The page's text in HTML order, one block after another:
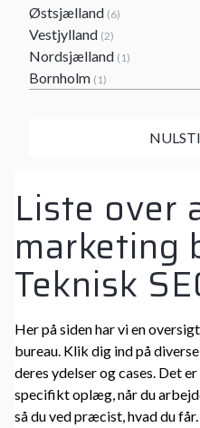
Østsjælland (6)
Vestjylland (2)
Nordsjælland (1)
Bornholm (1)
Liste over
marketing
Teknisk
Her på siden har vi en
bureau. Klik dig ind på
deres ydelser og cases. Det
specifikt oplæg, når du
så du ved præcist, hvad du